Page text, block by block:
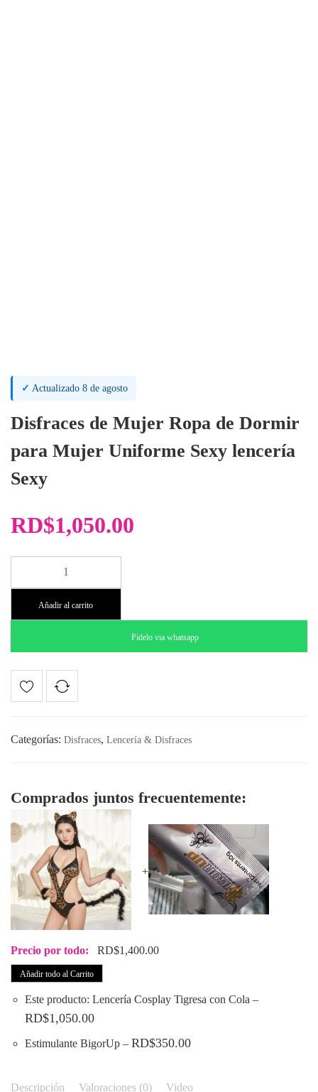
✓ Actualizado 8 de agosto
Disfraces de Mujer Ropa de Dormir
para Mujer Uniforme Sexy lencería
Sexy
RD$1,050.00
Añadir al carrito
Pídelo via whatsapp
Categorías: Disfraces, Lencería & Disfraces
Comprados juntos frecuentemente:
+
Precio por todo: RD$1,400.00
Añadir todo al Carrito
Este producto: Lencería Cosplay Tigresa con Cola –
RD$1,050.00
Estimulante BigorUp – RD$350.00
Descripción Valoraciones (0) Video